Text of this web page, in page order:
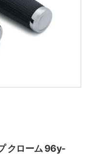
クローム 96y-